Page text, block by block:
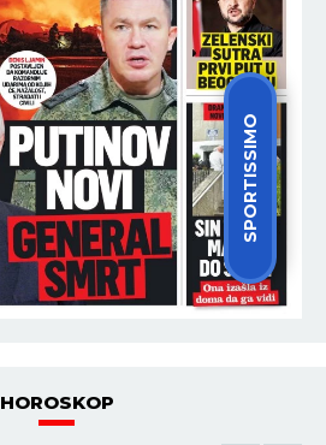
SPORTISSIMO
HOROSKOP